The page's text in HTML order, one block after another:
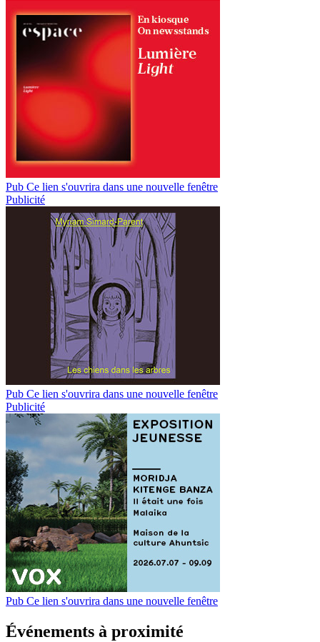
Pub Ce lien s'ouvrira dans une nouvelle fenêtre
Publicité
Pub Ce lien s'ouvrira dans une nouvelle fenêtre
Publicité
Pub Ce lien s'ouvrira dans une nouvelle fenêtre
Événements à proximité